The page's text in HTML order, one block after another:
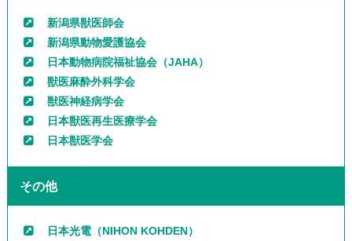
新潟県獣医師会
新潟県動物愛護協会
日本動物病院福祉協会（JAHA）
獣医麻酔外科学会
獣医神経病学会
日本獣医再生医療学会
日本獣医学会
その他
日本光電（NIHON KOHDEN）